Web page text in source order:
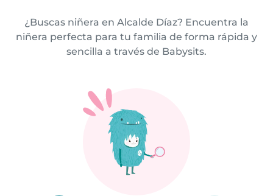
¿Buscas niñera en Alcalde Díaz? Encuentra la
niñera perfecta para tu familia de forma rápida y
sencilla a través de Babysits.